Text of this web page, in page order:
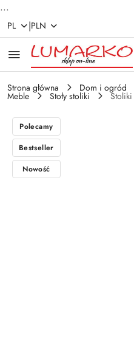
...
Przejdź do treści
Przejdź do
Przejdź do moje konto
Przejdź do menu
Przejdź do opisu
Przejdź do stopki
PL |PLN
Strona główna Dom i ogród
Meble Stoły stoliki
Polecamy
Bestseller
Nowość